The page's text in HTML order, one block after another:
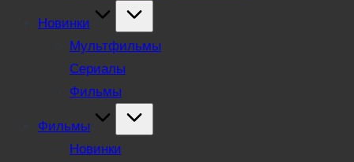
Новинки
Мультфильмы
Сериалы
Фильмы
Фильмы
Новинки